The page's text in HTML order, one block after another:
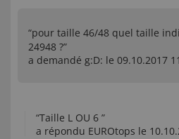
“pour taille 46/48 quel taille
24948 ?”
a demandé g:D: le 09.10.2017
“Taille L OU 6 ”
a répondu EUROtops le